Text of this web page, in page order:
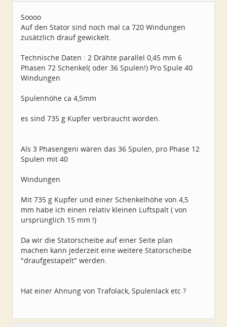
Beiträge:
659
Soooo
Auf den Stator sind noch mal ca 720 Windungen
zusätzlich drauf gewickelt.
Technische Daten : 2 Drähte parallel 0,45 mm 6
Phasen 72 Schenkel( oder 36 Spulen!) Pro Spule 40
Windungen
Spulenhöhe ca 4,5mm
es sind 735 g Kupfer verbraucht worden.
Als 3 Phasengeni wären das 36 Spulen, pro Phase 12
Spulen mit 40
Windungen
Mit 735 g Kupfer und einer Schenkelhöhe von 4,5
mm habe ich einen relativ kleinen Luftspalt ( von
ursprünglich 15 mm !)
Da wir die Statorscheibe auf einer Seite plan
machen kann jederzeit eine weitere Statorscheibe
"draufgestapelt" werden.
Hat einer Ahnung von Trafolack, Spulenlack etc ?